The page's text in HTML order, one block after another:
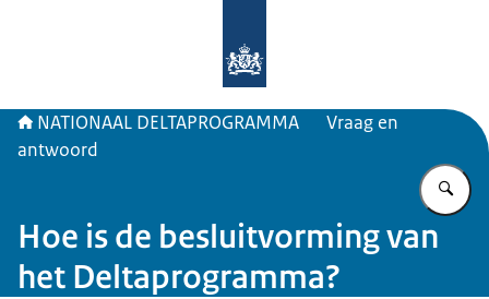
NATIONAAL DELTAPROGRAMMA
Vraag en
antwoord
Hoe is de besluitvorming van
het Deltaprogramma?